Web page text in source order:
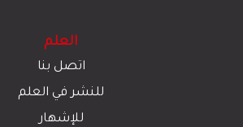
العلم
اتصل بنا
للنشر في العلم
للإشهار